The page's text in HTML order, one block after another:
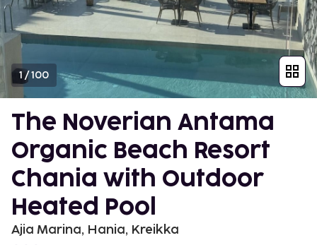
1/100
The Noverian Antama
Organic Beach Resort
Chania with Outdoor
Heated Pool
Ajia Marina, Hania, Kreikka